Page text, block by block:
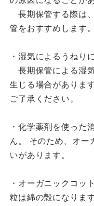
長期保管する際は
管をおすすめします。
・湿気によるうねり
長期保管による湿
生じる場合がありま
ご了承ください。
・化学薬剤を使った
ん。 そのため、オー
いがあります。
・オーガニックコッ
粒は綿の殻になりま